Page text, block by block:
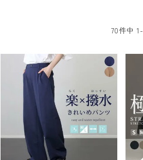
70件中 1 -